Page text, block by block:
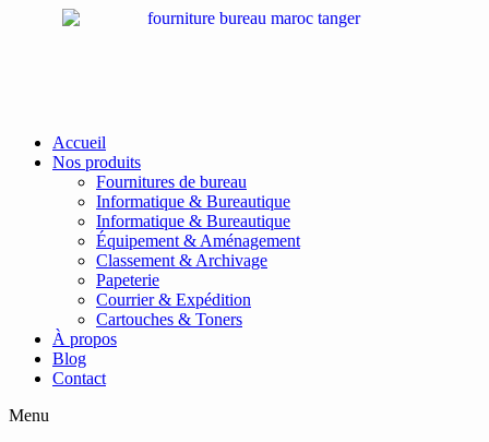
Accueil
Nos produits
Fournitures de bureau
Informatique & Bureautique
Informatique & Bureautique
Équipement & Aménagement
Classement & Archivage
Papeterie
Courrier & Expédition
Cartouches & Toners
À propos
Blog
Contact
Menu